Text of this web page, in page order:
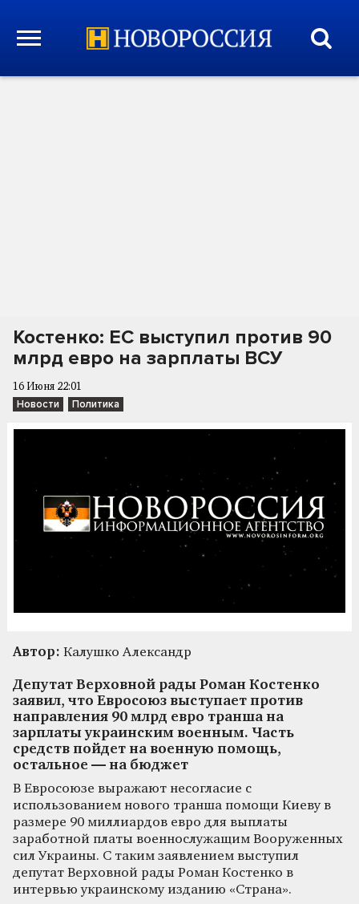
Костенко: ЕС выступил против 90
млрд евро на зарплаты ВСУ
16 Июня 22:01
Новости Политика
Автор: Калушко Александр
Депутат Верховной рады Роман Костенко
заявил, что Евросоюз выступает против
направления 90 млрд евро транша на
зарплаты украинским военным. Часть
средств пойдет на военную помощь,
остальное — на бюджет
В Евросоюзе выражают несогласие с
использованием нового транша помощи Киеву в
размере 90 миллиардов евро для выплаты
заработной платы военнослужащим Вооруженных
сил Украины. С таким заявлением выступил
депутат Верховной рады Роман Костенко в
интервью украинскому изданию «Страна».